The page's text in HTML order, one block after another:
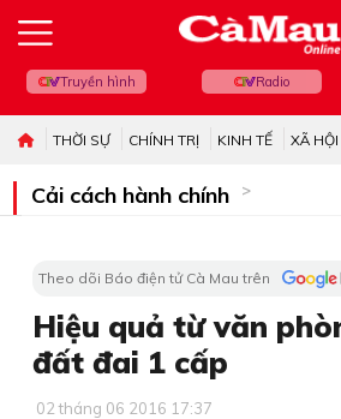
Truyền hình Radio
THỜI SỰ CHÍNH TRỊ KINH TẾ XÃ HỘI
Cải cách hành chính
Theo dõi Báo điện tử Cà Mau trên
Hiệu quả từ văn
đất đai 1 cấp
02 tháng 06 2016 17:37